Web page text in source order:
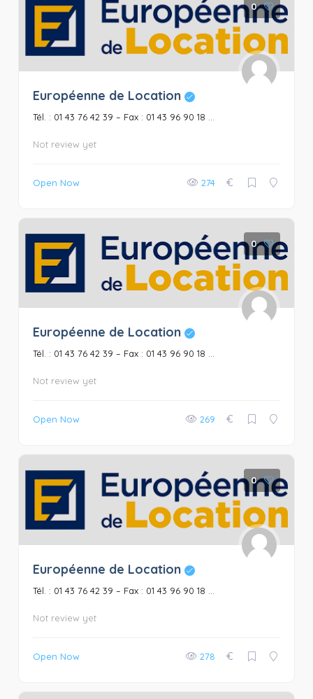
0
Européenne de Location
Tél. : 01 43 76 42 39 – Fax : 01 43 96 90 18 ...
Not review yet
Open Now 274 €
0
Européenne de Location
Tél. : 01 43 76 42 39 – Fax : 01 43 96 90 18 ...
Not review yet
Open Now 269 €
0
Européenne de Location
Tél. : 01 43 76 42 39 – Fax : 01 43 96 90 18 ...
Not review yet
Open Now 278 €